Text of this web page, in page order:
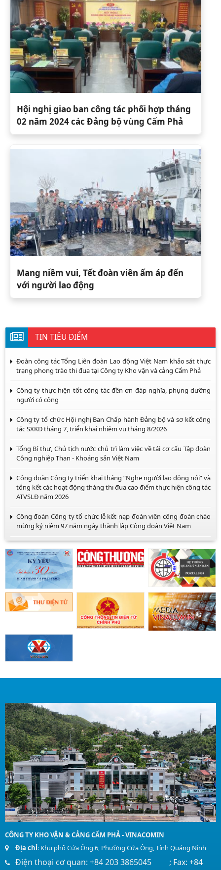
Hội nghị giao ban công tác phối hợp tháng
02 năm 2024 các Đảng bộ vùng Cẩm Phả
Mang niềm vui, Tết đoàn viên ấm áp đến
với người lao động
TIN TIÊU ĐIỂM
Đoàn công tác Tổng Liên đoàn Lao động Việt Nam khảo sát thực
trạng phong trào thi đua tại Công ty Kho vận và cảng Cẩm Phả
Công ty thực hiện tốt công tác đền ơn đáp nghĩa, phụng dưỡng
người có công
Công ty tổ chức Hội nghị Ban Chấp hành Đảng bộ và sơ kết công
tác SXKD tháng 7, triển khai nhiệm vụ tháng 8/2026
Tổng Bí thư, Chủ tịch nước chủ trì làm việc về tái cơ cấu Tập đoàn
Công nghiệp Than - Khoáng sản Việt Nam
Công đoàn Công ty triển khai tháng “Nghe người lao động nói” và
tổng kết các hoạt động tháng thi đua cao điểm thực hiện công tác
ATVSLĐ năm 2026
Công đoàn Công ty tổ chức lễ kết nạp đoàn viên công đoàn chào
mừng kỷ niệm 97 năm ngày thành lập Công đoàn Việt Nam
CÔNG TY KHO VẬN & CẢNG CẨM PHẢ - VINACOMIN
Địa chỉ: Khu phố Cửa Ông 6, Phường Cửa Ông, Tỉnh Quảng Ninh
Điện thoại cơ quan: +84 203 3865045 ; Fax: +84